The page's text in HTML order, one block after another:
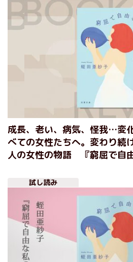
成長、老い、病気、怪我…変
べての女性たちへ。変わり続
人の女性の物語 『窮屈で自
試し読み